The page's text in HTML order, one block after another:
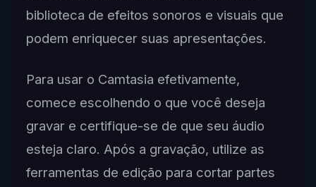
biblioteca de efeitos sonoros e visuais que
podem enriquecer suas apresentações.
Para usar o Camtasia efetivamente,
comece escolhendo o que você deseja
gravar e certifique-se de que seu áudio
esteja claro. Após a gravação, utilize as
ferramentas de edição para cortar partes